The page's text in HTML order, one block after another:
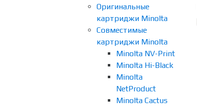
Оригинальные
картриджи Minolta
Совместимые
картриджи Minolta
Minolta NV-Print
Minolta Hi-Black
Minolta
NetProduct
Minolta Cactus